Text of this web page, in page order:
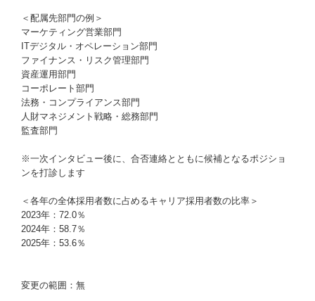
＜配属先部門の例＞
マーケティング営業部門
ITデジタル・オペレーション部門
ファイナンス・リスク管理部門
資産運用部門
コーポレート部門
法務・コンプライアンス部門
人財マネジメント戦略・総務部門
監査部門
※一次インタビュー後に、合否連絡とともに候補となるポジショ
ンを打診します
＜各年の全体採用者数に占めるキャリア採用者数の比率＞
2023年：72.0％
2024年：58.7％
2025年：53.6％
変更の範囲：無